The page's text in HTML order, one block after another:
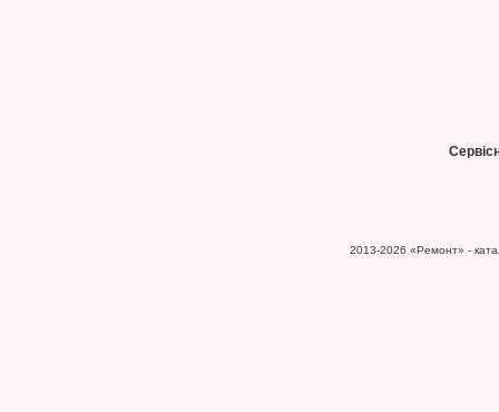
2013-2026 «Ремонт» -